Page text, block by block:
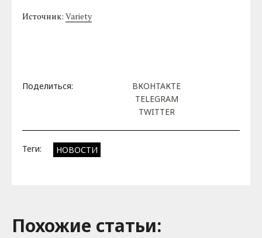
Источник:Variety
Поделиться:
ВКОНТАКТЕ
TELEGRAM
TWITTER
Теги: НОВОСТИ
Похожие cтатьи: